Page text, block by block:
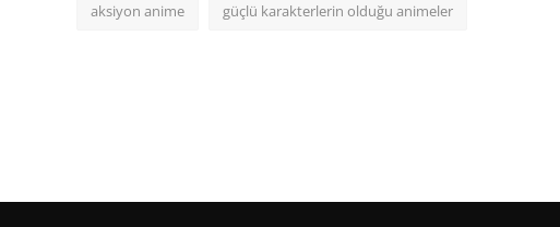
aksiyon anime güçlü karakterlerin olduğu animeler